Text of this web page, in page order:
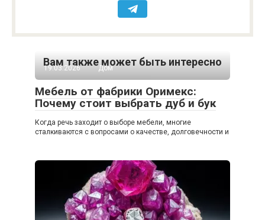
Вам также может быть интересно
19.03.2026 Дом
Мебель от фабрики Оримекс:
Почему стоит выбрать дуб и бук
Когда речь заходит о выборе мебели, многие
сталкиваются с вопросами о качестве, долговечности и